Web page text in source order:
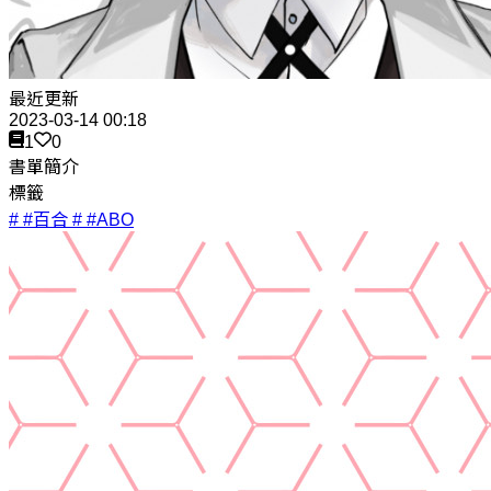
最近更新
2023-03-14 00:18
1
0
書單簡介
標籤
# #百合 # #ABO